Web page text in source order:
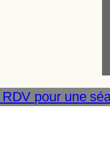
pour une